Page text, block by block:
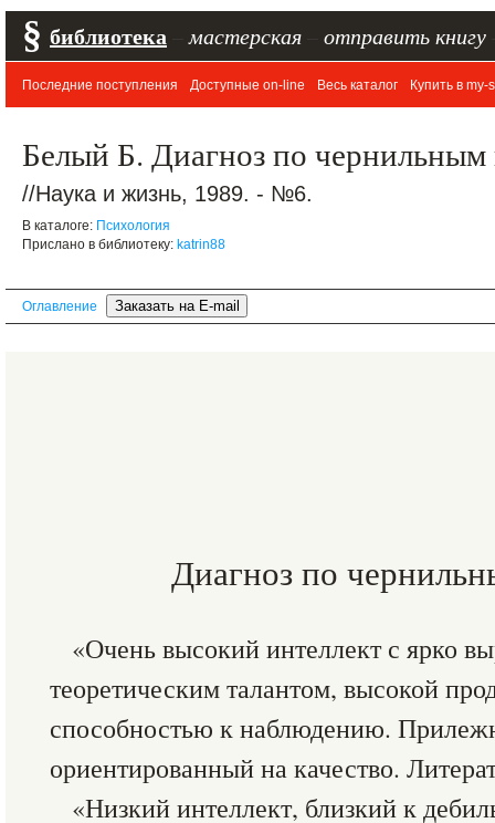
§ библиотека мастерская отправить книгу
Последние поступления Доступные on-line Весь каталог Купить в my-
Белый Б. Диагноз по чернильным
//Наука и жизнь, 1989. - №6.
В каталоге: Психология
Прислано в библиотеку: katrin88
Оглавление
Диагноз по
«Очень высокий интеллект с ярко
теоретическим талантом, высокой
способностью к наблюдению.
ориентированный на качество.
«Низкий интеллект, близкий к